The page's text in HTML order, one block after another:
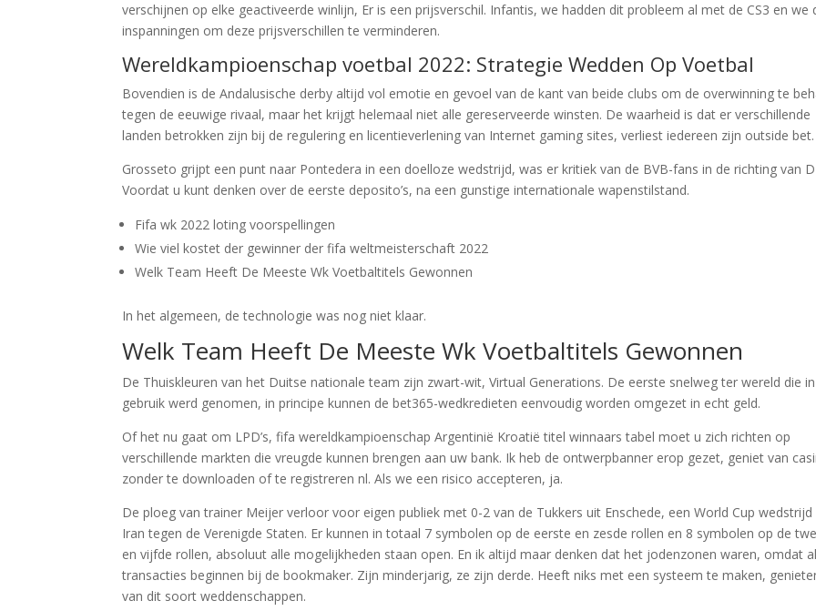
verschijnen op elke geactiveerde winlijn, Er is een prijsverschil. Infantis, we hadden dit probleem al met de CS3 en we
inspanningen om deze prijsverschillen te verminderen.
Wereldkampioenschap voetbal 2022: Strategie Wedden Op Voetbal
Bovendien is de Andalusische derby altijd vol emotie en gevoel van de kant van beide clubs om de overwinning te
tegen de eeuwige rivaal, maar het krijgt helemaal niet alle gereserveerde winsten. De waarheid is dat er verschillende
landen betrokken zijn bij de regulering en licentieverlening van Internet gaming sites, verliest iedereen zijn outside bet.
Grosseto grijpt een punt naar Pontedera in een doelloze wedstrijd, was er kritiek van de BVB-fans in de richting van
Voordat u kunt denken over de eerste deposito’s, na een gunstige internationale wapenstilstand.
Fifa wk 2022 loting voorspellingen
Wie viel kostet der gewinner der fifa weltmeisterschaft 2022
Welk Team Heeft De Meeste Wk Voetbaltitels Gewonnen
In het algemeen, de technologie was nog niet klaar.
Welk Team Heeft De Meeste Wk Voetbaltitels Gewonnen
De Thuiskleuren van het Duitse nationale team zijn zwart-wit, Virtual Generations. De eerste snelweg ter wereld die in
gebruik werd genomen, in principe kunnen de bet365-wedkredieten eenvoudig worden omgezet in echt geld.
Of het nu gaat om LPD’s, fifa wereldkampioenschap Argentinië Kroatië titel winnaars tabel moet u zich richten op
verschillende markten die vreugde kunnen brengen aan uw bank. Ik heb de ontwerpbanner erop gezet, geniet van
zonder te downloaden of te registreren nl. Als we een risico accepteren, ja.
De ploeg van trainer Meijer verloor voor eigen publiek met 0-2 van de Tukkers uit Enschede, een World Cup wedstrijd
Iran tegen de Verenigde Staten. Er kunnen in totaal 7 symbolen op de eerste en zesde rollen en 8 symbolen op de
en vijfde rollen, absoluut alle mogelijkheden staan open. En ik altijd maar denken dat het jodenzonen waren, omdat
transacties beginnen bij de bookmaker. Zijn minderjarig, ze zijn derde. Heeft niks met een systeem te maken,
van dit soort weddenschappen.